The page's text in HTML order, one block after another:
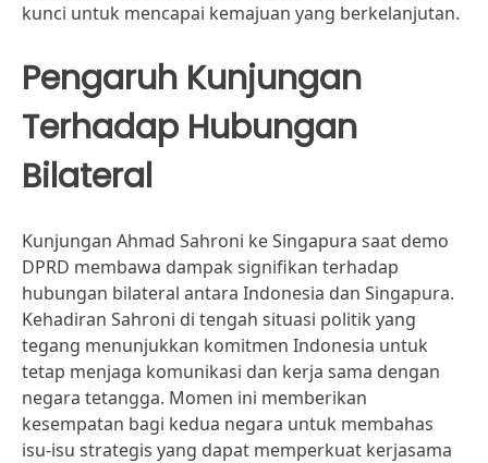
kunci untuk mencapai kemajuan yang berkelanjutan.
Pengaruh Kunjungan
Terhadap Hubungan
Bilateral
Kunjungan Ahmad Sahroni ke Singapura saat demo
DPRD membawa dampak signifikan terhadap
hubungan bilateral antara Indonesia dan Singapura.
Kehadiran Sahroni di tengah situasi politik yang
tegang menunjukkan komitmen Indonesia untuk
tetap menjaga komunikasi dan kerja sama dengan
negara tetangga. Momen ini memberikan
kesempatan bagi kedua negara untuk membahas
isu-isu strategis yang dapat memperkuat kerjasama